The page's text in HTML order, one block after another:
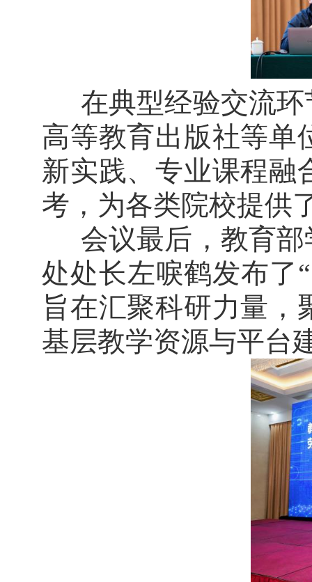
在典型经验交流
高等教育出版社等单
新实践、专业课程融
考，为各类院校提供
会议最后，教育
处处长左唳鹤发布了
旨在汇聚科研力量，
基层教学资源与平台